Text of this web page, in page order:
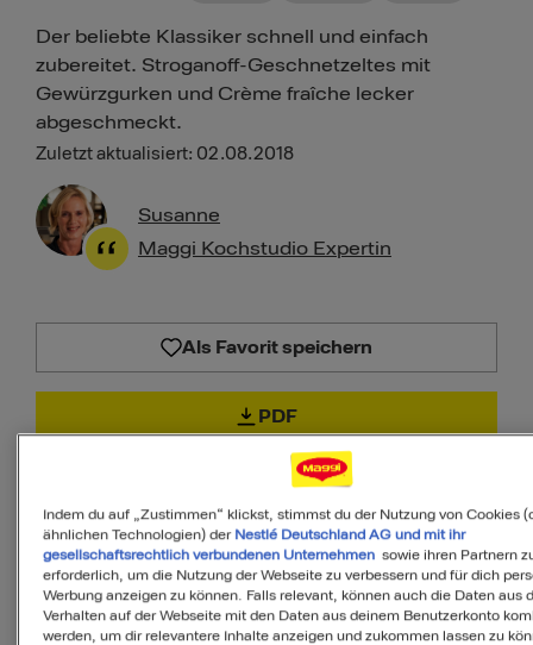
Der beliebte Klassiker schnell und einfach
zubereitet. Stroganoff-Geschnetzeltes mit
Gewürzgurken und Crème fraîche lecker
abgeschmeckt.
Zuletzt aktualisiert: 02.08.2018
Susanne
Maggi Kochstudio Expertin
Als Favorit speichern
PDF
60
von 100
Indem du auf „Zustimmen“ klickst, stimmst du der Nutzung von Cookies
ähnlichen Technologien) der Nestlé Deutschland AG und mit ihr
gesellschaftsrechtlich verbundenen Unternehmensowie ihren Partnern
erforderlich, um die Nutzung der Webseite zu verbessern und für dich
Werbung anzeigen zu können. Falls relevant, können auch die Daten aus
Verhalten auf der Webseite mit den Daten aus deinem Benutzerkonto
werden, um dir relevantere Inhalte anzeigen und zukommen lassen zu